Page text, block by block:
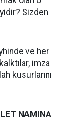
Sizden
ve her
imza
kusurlarını
NAMINA